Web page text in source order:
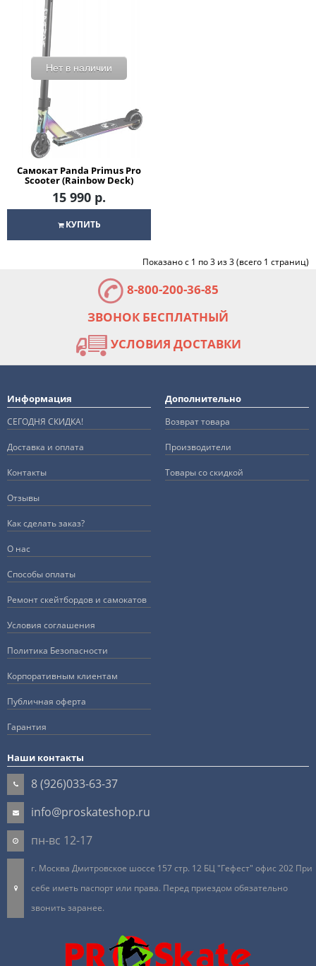
Нет в наличии
Самокат Panda Primus Pro
Scooter (Rainbow Deck)
Трюковый для детей /
подростков
15 990 р.
КУПИТЬ
Показано с 1 по 3 из 3 (всего 1 страниц)
8-800-200-36-85
ЗВОНОК БЕСПЛАТНЫЙ
УСЛОВИЯ ДОСТАВКИ
Информация
СЕГОДНЯ СКИДКА!
Доставка и оплата
Контакты
Отзывы
Как сделать заказ?
О нас
Способы оплаты
Ремонт скейтбордов и самокатов
Условия соглашения
Политика Безопасности
Корпоративным клиентам
Публичная оферта
Гарантия
Дополнительно
Возврат товара
Производители
Товары со скидкой
Наши контакты
8 (926)033-63-37
info@proskateshop.ru
пн-вс 12-17
г. Москва Дмитровское шоссе 157 стр. 12 БЦ "Гефест" офис 202 При
себе иметь паспорт или права. Перед приездом обязательно
звонить заранее.